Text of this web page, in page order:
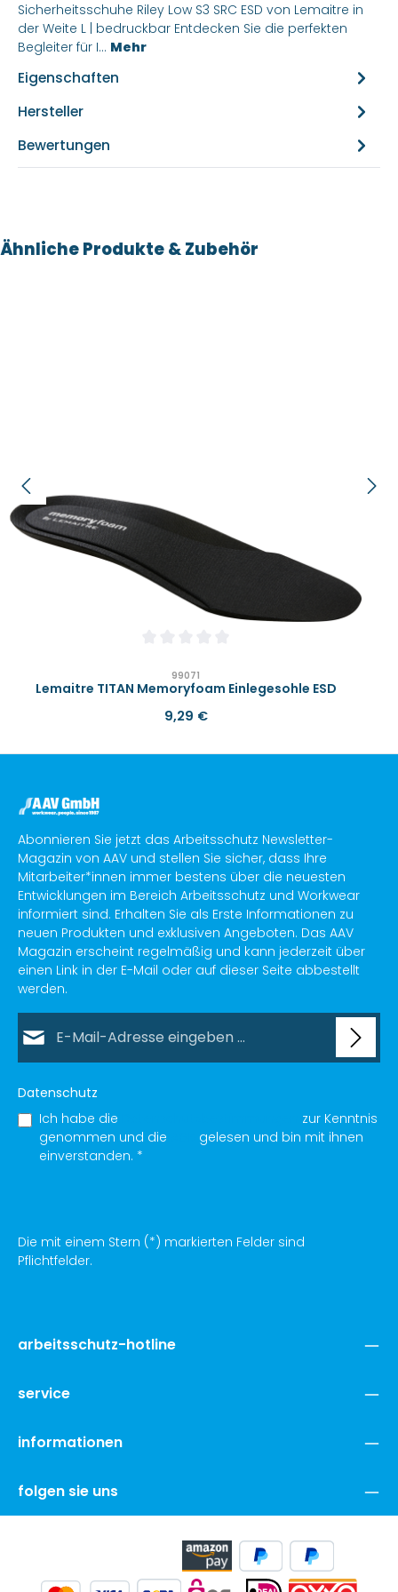
Sicherheitsschuhe Riley Low S3 SRC ESD von Lemaitre in
der Weite L | bedruckbar Entdecken Sie die perfekten
Begleiter für I… Mehr
Eigenschaften
Hersteller
Bewertungen
Produktgalerie überspringen
Ähnliche Produkte & Zubehör
99071
Lemaitre TITAN Memoryfoam Einlegesohle ESD
Regulärer Preis:
9,29 €
Abonnieren Sie jetzt das Arbeitsschutz Newsletter-
Magazin von AAV und stellen Sie sicher, dass Ihre
Mitarbeiter*innen immer bestens über die neuesten
Entwicklungen im Bereich Arbeitsschutz und Workwear
informiert sind. Erhalten Sie als Erste Informationen zu
neuen Produkten und exklusiven Angeboten. Das AAV
Magazin erscheint regelmäßig und kann jederzeit über
einen Link in der E-Mail oder auf dieser Seite abbestellt
werden.
Datenschutz
Ich habe die
zur Kenntnis
genommen und die
gelesen und bin mit ihnen
einverstanden. *
Die mit einem Stern (*) markierten Felder sind
Pflichtfelder.
arbeitsschutz-hotline
service
informationen
folgen sie uns